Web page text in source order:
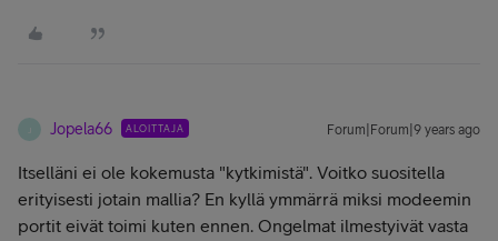
Jopela66 ALOITTAJA Forum|Forum|9 years ago
Itselläni ei ole kokemusta "kytkimistä". Voitko suositella
erityisesti jotain mallia? En kyllä ymmärrä miksi modeemin
portit eivät toimi kuten ennen. Ongelmat ilmestyivät vasta